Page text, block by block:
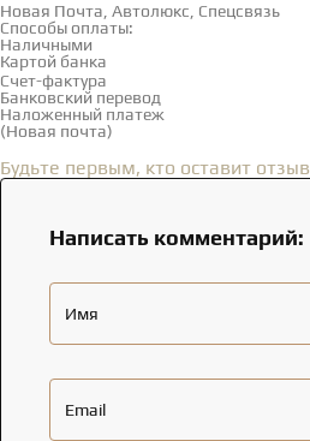
Новая Почта, Автолюкс, Спецсвязь
Способы оплаты:
Наличными
Картой банка
Счет-фактура
Банковский перевод
Наложенный платеж
(Новая почта)
Будьте первым, кто оставит отзыв
Написать комментарий:
Имя
Email